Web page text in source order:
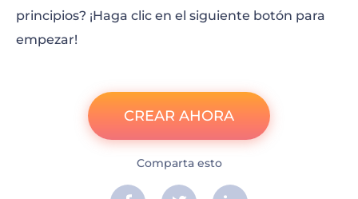
principios? ¡Haga clic en el siguiente botón para
empezar!
CREAR AHORA
Comparta esto